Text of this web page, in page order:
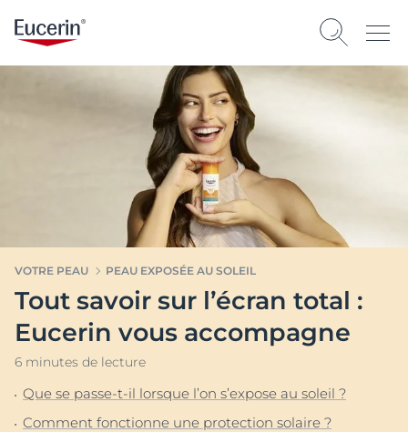
VOTRE PEAU PEAU EXPOSÉE AU SOLEIL
Tout savoir sur l’écran total :
Eucerin vous accompagne
6 minutes de lecture
Que se passe-t-il lorsque l’on s’expose au soleil ?
Comment fonctionne une protection solaire ?